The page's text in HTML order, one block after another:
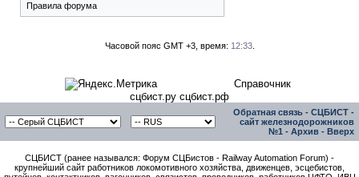
Правила форума
Часовой пояс GMT +3, время: 12:33.
Справочник
сцбист.ру сцбист.рф
Обратная связь - СЦБИСТ -
сайт железнодорожников
№1 - Архив - Вверх
СЦБИСТ (ранее назывался: Форум СЦБистов - Railway Automation Forum) -
крупнейший сайт работников локомотивного хозяйства, движенцев, эсцебистов,